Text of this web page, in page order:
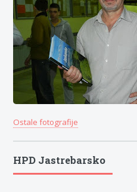
Ostale fotografije
HPD Jastrebarsko